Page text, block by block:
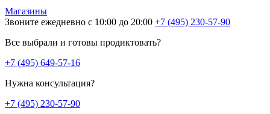
Магазины
Звоните ежедневно с 10:00 до 20:00 +7 (495) 230-57-90
Все выбрали и готовы продиктовать?
+7 (495) 649-57-16
Нужна консультация?
+7 (495) 230-57-90